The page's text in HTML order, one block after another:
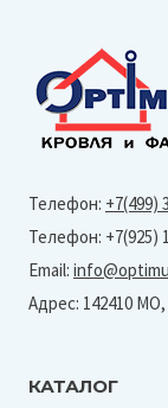
Телефон: +7(499)
Телефон: +7(925)
Email:
Адрес: 142410
КАТАЛОГ